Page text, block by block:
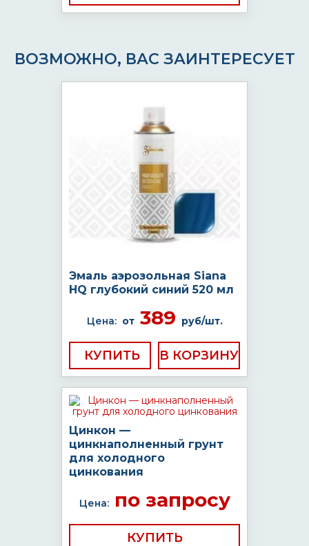
ВОЗМОЖНО, ВАС ЗАИНТЕРЕСУЕТ
Эмаль аэрозольная Siana
HQ глубокий синий 520 мл
Цена: от389 руб/шт.
КУПИТЬ
Цинкон —
цинкнаполненный грунт
для холодного
цинкования
Цена:по запросу
КУПИТЬ